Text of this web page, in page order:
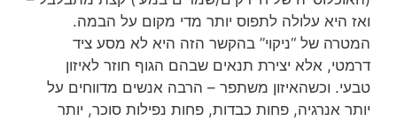
ואז היא עלולה לתפוס יותר מדי מקום על הבמה.
המטרה של “ניקוי” בהקשר הזה היא לא מסע ציד
דרמטי, אלא יצירת תנאים שבהם הגוף חוזר לאיזון
טבעי. וכשהאיזון משתפר – הרבה אנשים מדווחים על
יותר אנרגיה, פחות כבדות, פחות נפילות סוכר, יותר